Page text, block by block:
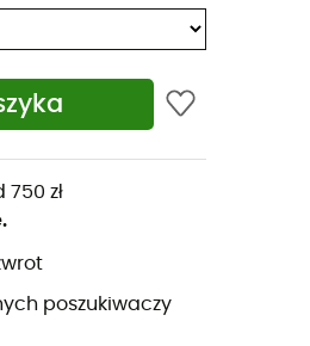
zł
poszukiwaczy